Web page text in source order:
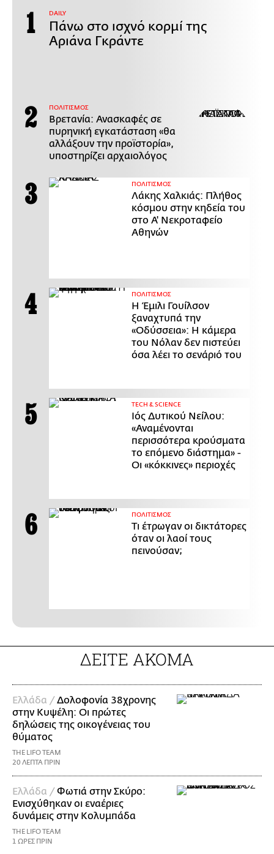
DAILY
Πάνω στο ισχνό κορμί της
Αριάνα Γκράντε
ΠΟΛΙΤΙΣΜΟΣ
Βρετανία: Ανασκαφές σε
πυρηνική εγκατάσταση «θα
αλλάξουν την προϊστορία»,
υποστηρίζει αρχαιολόγος
ΠΟΛΙΤΙΣΜΟΣ
Λάκης Χαλκιάς: Πλήθος
κόσμου στην κηδεία του
στο Α' Νεκροταφείο
Αθηνών
ΠΟΛΙΤΙΣΜΟΣ
Η Έμιλι Γουίλσον
ξαναχτυπά την
«Οδύσσεια»: Η κάμερα
του Νόλαν δεν πιστεύει
όσα λέει το σενάριό του
ΤECH & SCIENCE
Ιός Δυτικού Νείλου:
«Αναμένονται
περισσότερα κρούσματα
το επόμενο διάστημα» -
Οι «κόκκινες» περιοχές
ΠΟΛΙΤΙΣΜΟΣ
Τι έτρωγαν οι δικτάτορες
όταν οι λαοί τους
πεινούσαν;
ΔΕΙΤΕ ΑΚΟΜΑ
Ελλάδα / Δολοφονία 38χρονης
στην Κυψέλη: Οι πρώτες
δηλώσεις της οικογένειας του
θύματος
THE LIFO TEAM
20 ΛΕΠΤΑ ΠΡΙΝ
Ελλάδα / Φωτιά στην Σκύρο:
Ενισχύθηκαν οι εναέριες
δυνάμεις στην Κολυμπάδα
THE LIFO TEAM
1 ΩΡΕΣ ΠΡΙΝ